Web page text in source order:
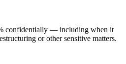
confidentially — including when it
or other sensitive matters.